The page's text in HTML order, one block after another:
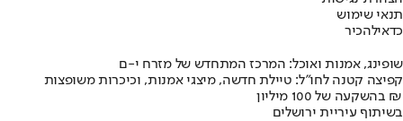
תנאי שימוש
כדאילהכיר
שופינג, אמנות ואוכל: המרכז המתחדש של מזרח י-ם
קפיצה קטנה לחו"ל: טיילת חדשה, מיצגי אמנות, וכיכרות משופצות
בהשקעה של 100 מיליון ₪
בשיתוף עיריית ירושלים